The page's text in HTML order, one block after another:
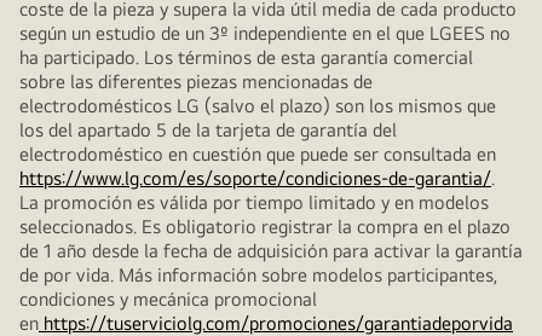
coste de la pieza y supera la vida útil media de cada producto
según un estudio de un 3º independiente en el que LGEES no
ha participado. Los términos de esta garantía comercial
sobre las diferentes piezas mencionadas de
electrodomésticos LG (salvo el plazo) son los mismos que
los del apartado 5 de la tarjeta de garantía del
electrodoméstico en cuestión que puede ser consultada en
https://www.lg.com/es/soporte/condiciones-de-garantia/.
La promoción es válida por tiempo limitado y en modelos
seleccionados. Es obligatorio registrar la compra en el plazo
de 1 año desde la fecha de adquisición para activar la garantía
de por vida. Más información sobre modelos participantes,
condiciones y mecánica promocional
en https://tuserviciolg.com/promociones/garantiadeporvida